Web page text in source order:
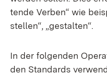
ten­de Ver­ben“ wie
stel­len“, „ge­stal­ten“.
In der fol­gen­den
den Stan­dards